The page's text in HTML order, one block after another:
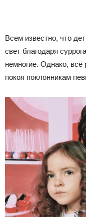
Всем известно, что
свет благодаря
немногие. Однако, всё
покоя поклонникам